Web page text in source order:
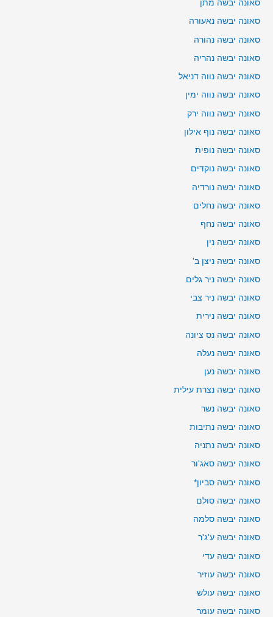
סאונה יבשה מתן
סאונה יבשה נאעורה
סאונה יבשה נהורה
סאונה יבשה נהריה
סאונה יבשה נווה דניאל
סאונה יבשה נווה ימין
סאונה יבשה נווה ירק
סאונה יבשה נוף אילון
סאונה יבשה נופית
סאונה יבשה נוקדים
סאונה יבשה נורדיה
סאונה יבשה נחלים
סאונה יבשה נחף
סאונה יבשה נין
סאונה יבשה ניצן ב'
סאונה יבשה ניר גלים
סאונה יבשה ניר צבי
סאונה יבשה נירית
סאונה יבשה נס ציונה
סאונה יבשה נעלה
סאונה יבשה נען
סאונה יבשה נצרת עילית
סאונה יבשה נשר
סאונה יבשה נתיבות
סאונה יבשה נתניה
סאונה יבשה סאג'ור
סאונה יבשה סביון*
סאונה יבשה סולם
סאונה יבשה סלמה
סאונה יבשה ע'ג'ר
סאונה יבשה עדי
סאונה יבשה עוזיר
סאונה יבשה עולש
סאונה יבשה עומר